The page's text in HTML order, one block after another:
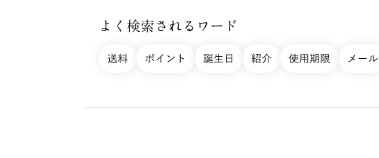
よく検索されるワード
送料 ポイント 誕生日 紹介 使用期限 メール